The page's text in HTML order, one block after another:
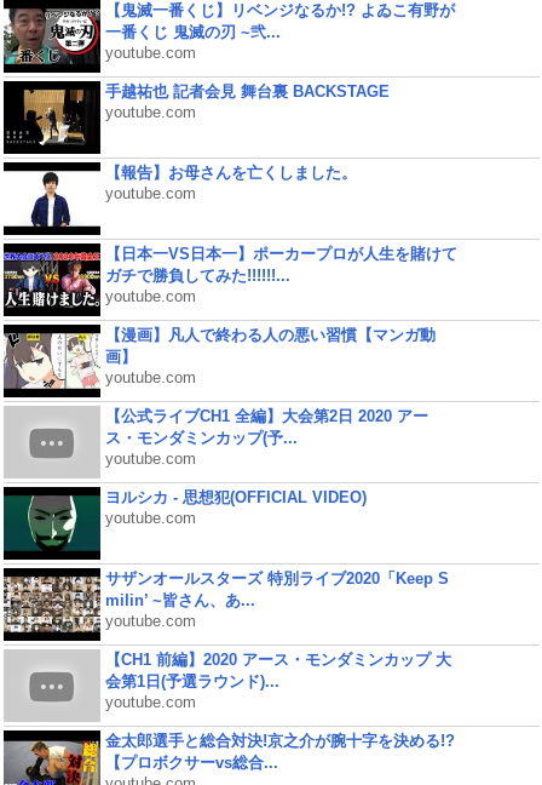
【鬼滅一番くじ】リベンジなるか!? よゐこ有野が
一番くじ 鬼滅の刃 ~弐...
youtube.com
手越祐也 記者会見 舞台裏 BACKSTAGE
youtube.com
【報告】お母さんを亡くしました。
youtube.com
【日本一VS日本一】ポーカープロが人生を賭けて
ガチで勝負してみた!!!!!!...
youtube.com
【漫画】凡人で終わる人の悪い習慣【マンガ動
画】
youtube.com
【公式ライブCH1 全編】大会第2日 2020 アー
ス・モンダミンカップ(予...
youtube.com
ヨルシカ - 思想犯(OFFICIAL VIDEO)
youtube.com
サザンオールスターズ 特別ライブ2020「Keep S
milin’ ~皆さん、あ...
youtube.com
【CH1 前編】2020 アース・モンダミンカップ 大
会第1日(予選ラウンド)...
youtube.com
金太郎選手と総合対決!京之介が腕十字を決める!?
【プロボクサーvs総合...